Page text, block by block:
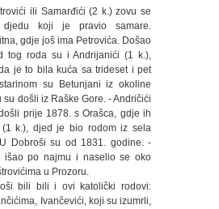
ili Samarđići (2 k.) zovu se
djedu koji je pravio samare.
gdje još ima Petrovića. Došao
tog roda su i Andrijanići (1 k.),
je to bila kuća sa trideset i pet
su Betunjani iz okoline
su došli iz Raške Gore. - Andričići
prije 1878. s Orašca, gdje ih
k.), djed je bio rodom iz sela
Dobroši su od 1831. godine. -
išao po najmu i naselio se oko
u Prozoru.
bili bili i ovi katolički rodovi:
Ivančevići, koji su izumrli,